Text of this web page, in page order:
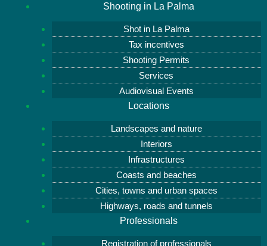
Shooting in La Palma
Shot in La Palma
Tax incentives
Shooting Permits
Services
Audiovisual Events
Locations
Landscapes and nature
Interiors
Infrastructures
Coasts and beaches
Cities, towns and urban spaces
Highways, roads and tunnels
Professionals
Registration of professionals